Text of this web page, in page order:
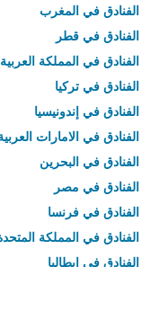
الفنادق في المغرب
الفنادق في قطر
الفنادق في المملكة
الفنادق في تركيا
الفنادق في إندونيسيا
الفنادق في الامارات
الفنادق في البحرين
الفنادق في مصر
الفنادق في فرنسا
الفنادق في المملكة
الفنادق في إيطاليا